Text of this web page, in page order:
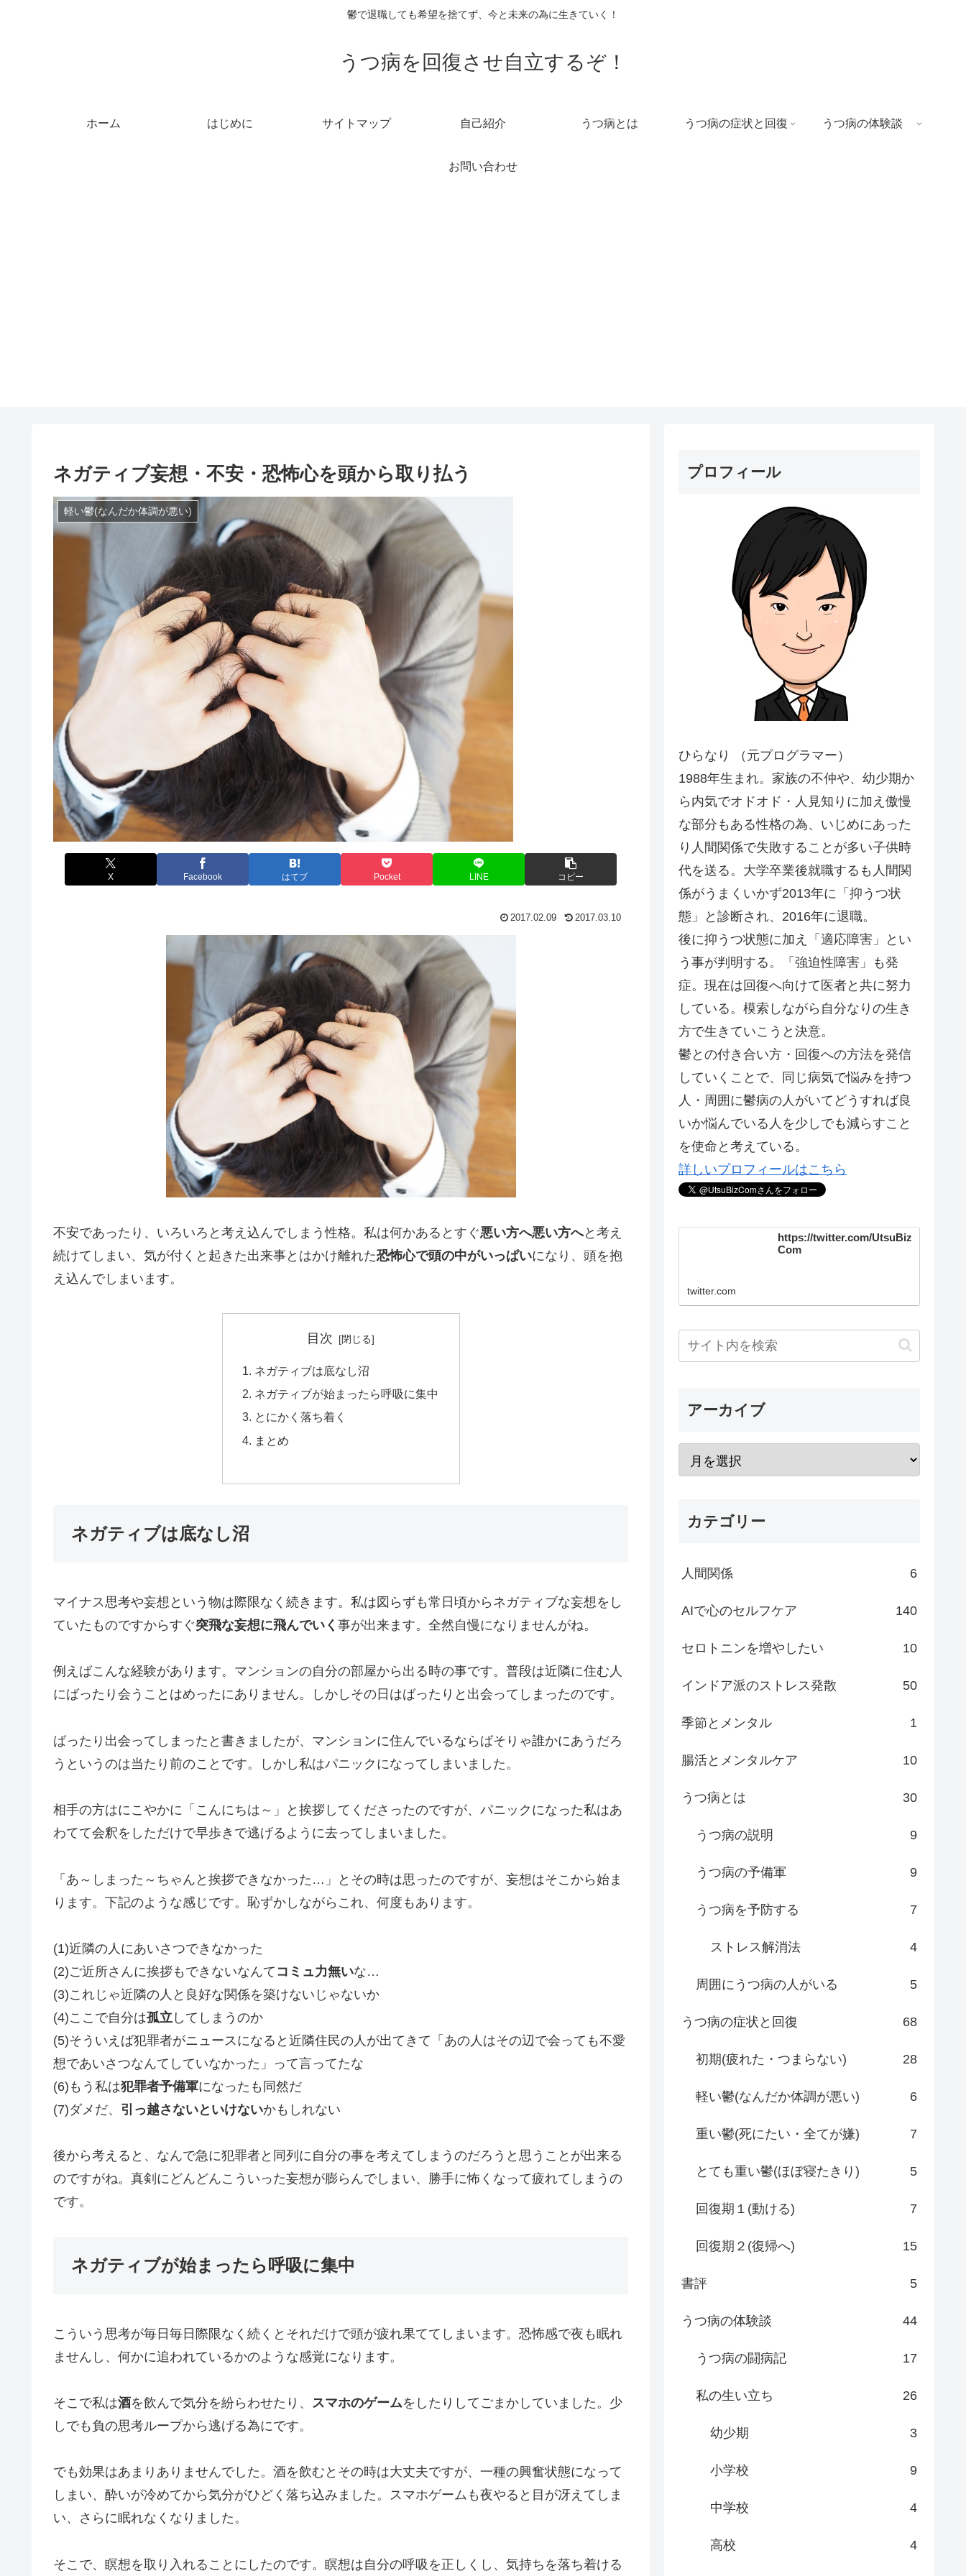
鬱で退職しても希望を捨てず、今と未来の為に生きていく！
うつ病を回復させ自立するぞ！
ホーム はじめに サイトマップ 自己紹介 うつ病とは うつ病の症状と回復 うつ病の体験談
お問い合わせ
ネガティブ妄想・不安・恐怖心を頭から取り払う
軽い鬱(なんだか体調が悪い)
X Facebook はてブ Pocket LINE コピー
2017.02.09 2017.03.10
不安であったり、いろいろと考え込んでしまう性格。私は何かあるとすぐ悪い方へ悪い方へと考え
続けてしまい、気が付くと起きた出来事とはかけ離れた恐怖心で頭の中がいっぱいになり、頭を抱
え込んでしまいます。
目次
ネガティブは底なし沼
ネガティブが始まったら呼吸に集中
とにかく落ち着く
まとめ
ネガティブは底なし沼
マイナス思考や妄想という物は際限なく続きます。私は図らずも常日頃からネガティブな妄想をし
ていたものですからすぐ突飛な妄想に飛んでいく 事が出来ます。全然自慢になりませんがね。
例えばこんな経験があります。マンションの自分の部屋から出る時の事です。普段は近隣に住む人
にばったり会うことはめったにありません。しかしその日はばったりと出会ってしまったのです。
ばったり出会ってしまったと書きましたが、マンションに住んでいるならばそりゃ誰かにあうだろ
うというのは当たり前のことです。しかし私はパニックになってしまいました。
相手の方はにこやかに「こんにちは～」と挨拶してくださったのですが、パニックになった私はあ
わてて会釈をしただけで早歩きで逃げるように去ってしまいました。
「あ～しまった～ちゃんと挨拶できなかった…」とその時は思ったのですが、妄想はそこから始ま
ります。下記のような感じです。恥ずかしながらこれ、何度もあります。
(1)近隣の人にあいさつできなかった
(2)ご近所さんに挨拶もできないなんて コミュ力無いな…
(3)これじゃ近隣の人と良好な関係を築けないじゃないか
(4)ここで自分は孤立 してしまうのか
(5)そういえば犯罪者がニュースになると近隣住民の人が出てきて「あの人はその辺で会っても不愛
想であいさつなんてしていなかった」って言ってたな
(6)もう私は犯罪者予備軍になったも同然だ
(7)ダメだ、 引っ越さないといけないかもしれない
後から考えると、なんで急に犯罪者と同列に自分の事を考えてしまうのだろうと思うことが出来る
のですがね。真剣にどんどんこういった妄想が膨らんでしまい、勝手に怖くなって疲れてしまうの
です。
ネガティブが始まったら呼吸に集中
こういう思考が毎日毎日際限なく続くとそれだけで頭が疲れ果ててしまいます。恐怖感で夜も眠れ
ませんし、何かに追われているかのような感覚になります。
そこで私は酒を飲んで気分を紛らわせたり、 スマホのゲームをしたりしてごまかしていました。少
しでも負の思考ループから逃げる為にです。
でも効果はあまりありませんでした。酒を飲むとその時は大丈夫ですが、一種の興奮状態になって
しまい、酔いが冷めてから気分がひどく落ち込みました。スマホゲームも夜やると目が冴えてしま
い、さらに眠れなくなりました。
そこで、瞑想を取り入れることにしたのです。瞑想は自分の呼吸を正しくし、気持ちを落ち着ける
プロフィール
ひらなり （元プログラマー）
1988年生まれ。家族の不仲や、幼少期か
ら内気でオドオド・人見知りに加え傲慢
な部分もある性格の為、いじめにあった
り人間関係で失敗することが多い子供時
代を送る。大学卒業後就職するも人間関
係がうまくいかず2013年に「抑うつ状
態」と診断され、2016年に退職。
後に抑うつ状態に加え「適応障害」とい
う事が判明する。「強迫性障害」も発
症。現在は回復へ向けて医者と共に努力
している。模索しながら自分なりの生き
方で生きていこうと決意。
鬱との付き合い方・回復への方法を発信
していくことで、同じ病気で悩みを持つ
人・周囲に鬱病の人がいてどうすれば良
いか悩んでいる人を少しでも減らすこと
を使命と考えている。
詳しいプロフィールはこちら
https://twitter.com/UtsuBiz
Com
twitter.com
アーカイブ
カテゴリー
人間関係 6
AIで心のセルフケア 140
セロトニンを増やしたい 10
インドア派のストレス発散 50
季節とメンタル 1
腸活とメンタルケア 10
うつ病とは 30
うつ病の説明 9
うつ病の予備軍 9
うつ病を予防する 7
ストレス解消法 4
周囲にうつ病の人がいる 5
うつ病の症状と回復 68
初期(疲れた・つまらない) 28
軽い鬱(なんだか体調が悪い) 6
重い鬱(死にたい・全てが嫌) 7
とても重い鬱(ほぼ寝たきり) 5
回復期１(動ける) 7
回復期２(復帰へ) 15
書評 5
うつ病の体験談 44
うつ病の闘病記 17
私の生い立ち 26
幼少期 3
小学校 9
中学校 4
高校 4